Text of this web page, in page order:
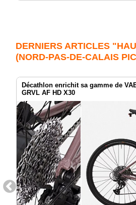
DERNIERS ARTICLES
(NORD-PAS-DE-CALAIS
Décathlon enrichit sa gamme de
GRVL AF HD X30